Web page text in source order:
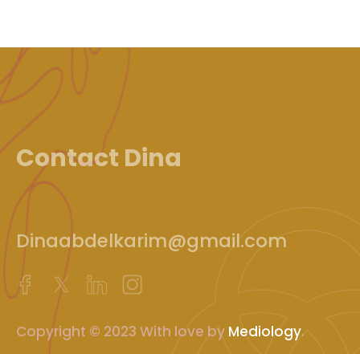
Contact Dina
Dinaabdelkarim@gmail.com
Copyright © 2023 With love by Mediology.